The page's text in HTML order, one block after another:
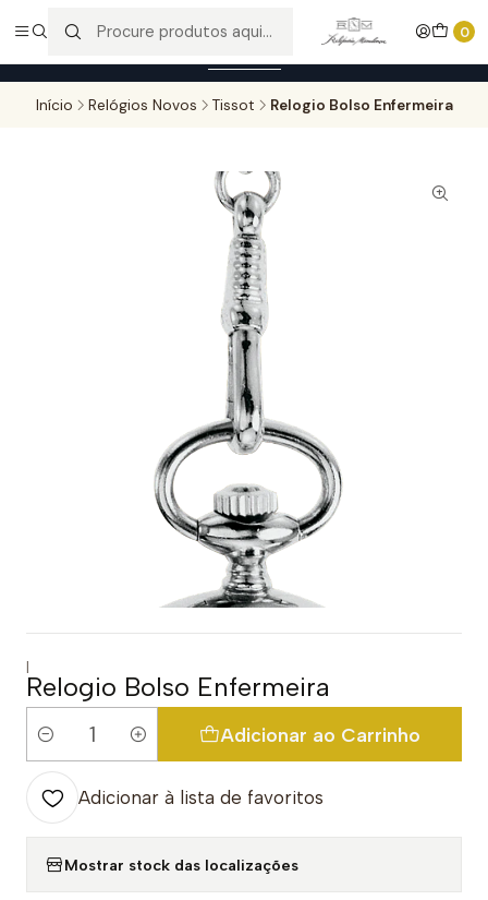
0
Entregas gratuitas para compras superiores a 100,00€ - Todas as
encomendas serão sujeitas a confirmação de stock.
Início Relógios Novos Tissot Relogio Bolso Enfermeira
|
Relogio Bolso Enfermeira
Quantidade
Adicionar ao Carrinho
Adicionar à lista de favoritos
Mostrar stock das localizações